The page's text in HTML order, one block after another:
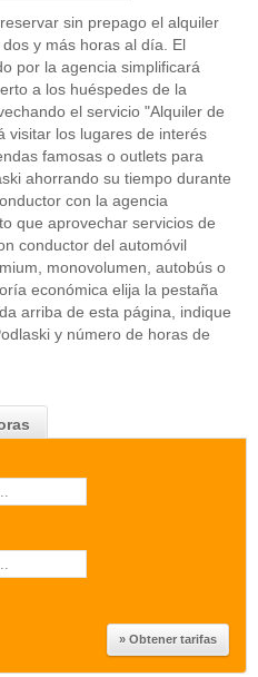
sin prepago el alquiler
y más horas al día. El
por la agencia simplificará
a los huéspedes de la
el servicio "Alquiler de
visitar los lugares de interés
famosas o outlets para
ahorrando su tiempo durante
con la agencia
que aprovechar servicios de
conductor del automóvil
monovolumen, autobús o
económica elija la pestaña
arriba de esta página, indique
y número de horas de